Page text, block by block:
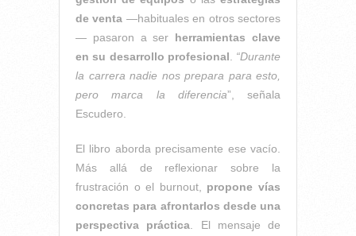
de venta —habituales en otros sectores
— pasaron a ser herramientas clave
en su desarrollo profesional
“Durante
la carrera nadie nos prepara para esto,
pero marca la diferencia”, señala
Escudero.
El libro aborda precisamente ese vacío.
Más allá de reflexionar sobre la
frustración o el burnout, propone vías
concretas para afrontarlos desde una
perspectiva práctica . El mensaje de